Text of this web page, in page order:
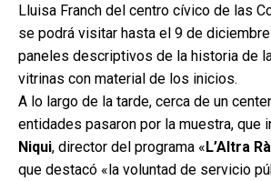
Lluisa Franch del centro cívico de las
se podrá visitar hasta el 9 de
paneles descriptivos de la historia de
vitrinas con material de los inicios.
A lo largo de la tarde, cerca de un
entidades pasaron por la muestra, que
Niqui, director del programa «L’Altra
que destacó «la voluntad de servicio